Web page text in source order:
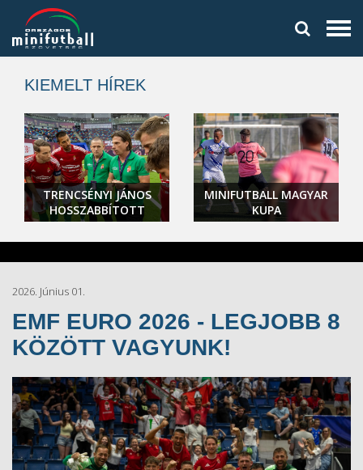
KIEMELT HÍREK
TRENCSÉNYI JÁNOS
HOSSZABBÍTOTT
MINIFUTBALL MAGYAR
KUPA
2026. Június 01.
EMF EURO 2026 - LEGJOBB 8
KÖZÖTT VAGYUNK!